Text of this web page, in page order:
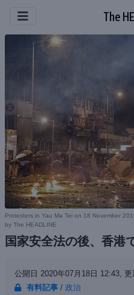
The
Protesters in Yau Ma Tei on 18 November
by The HEADLINE
国家安全法の後、香港
公開日 2020年07月18日 12:43, 更
有料記事 / 政治